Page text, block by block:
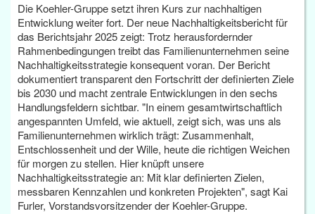
Die Koehler-Gruppe setzt ihren Kurs zur nachhaltigen
Entwicklung weiter fort. Der neue Nachhaltigkeitsbericht für
das Berichtsjahr 2025 zeigt: Trotz herausfordernder
Rahmenbedingungen treibt das Familienunternehmen seine
Nachhaltigkeitsstrategie konsequent voran. Der Bericht
dokumentiert transparent den Fortschritt der definierten Ziele
bis 2030 und macht zentrale Entwicklungen in den sechs
Handlungsfeldern sichtbar. "In einem gesamtwirtschaftlich
angespannten Umfeld, wie aktuell, zeigt sich, was uns als
Familienunternehmen wirklich trägt: Zusammenhalt,
Entschlossenheit und der Wille, heute die richtigen Weichen
für morgen zu stellen. Hier knüpft unsere
Nachhaltigkeitsstrategie an: Mit klar definierten Zielen,
messbaren Kennzahlen und konkreten Projekten", sagt Kai
Furler, Vorstandsvorsitzender der Koehler-Gruppe.